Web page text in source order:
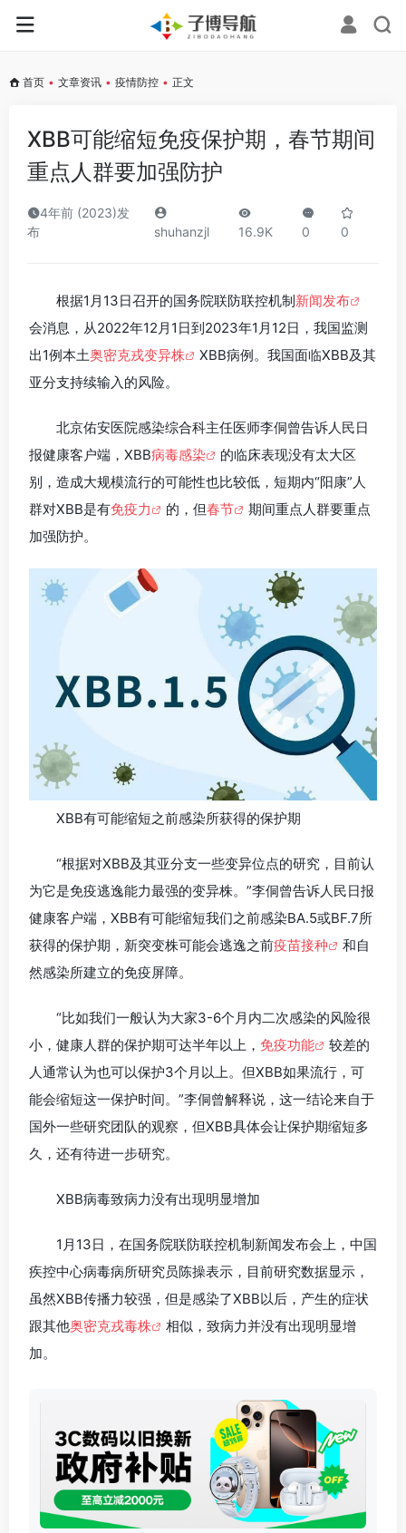
首页 • 文章资讯 • 疫情防控 • 正文
XBB可能缩短免疫保护期，春节期间
重点人群要加强防护
4年前 (2023)发
布
shuhanzjl 16.9K 0 0
根据1月13日召开的国务院联防联控机制新闻发布
会消息，从2022年12月1日到2023年1月12日，我国监测
出1例本土奥密克戎变异株
XBB病例。我国面临XBB及其
亚分支持续输入的风险。
北京佑安医院感染综合科主任医师李侗曾告诉人民日
报健康客户端，XBB病毒感染
的临床表现没有太大区
别，造成大规模流行的可能性也比较低，短期内“阳康”人
群对XBB是有免疫力 的，但春节
期间重点人群要重点
加强防护。
XBB有可能缩短之前感染所获得的保护期
“根据对XBB及其亚分支一些变异位点的研究，目前认
为它是免疫逃逸能力最强的变异株。”李侗曾告诉人民日报
健康客户端，XBB有可能缩短我们之前感染BA.5或BF.7所
获得的保护期，新突变株可能会逃逸之前疫苗接种
和自
然感染所建立的免疫屏障。
“比如我们一般认为大家3-6个月内二次感染的风险很
小，健康人群的保护期可达半年以上， 免疫功能
较差的
人通常认为也可以保护3个月以上。但XBB如果流行，可
能会缩短这一保护时间。”李侗曾解释说，这一结论来自于
国外一些研究团队的观察，但XBB具体会让保护期缩短多
久，还有待进一步研究。
XBB病毒致病力没有出现明显增加
1月13日，在国务院联防联控机制新闻发布会上，中国
疾控中心病毒病所研究员陈操表示，目前研究数据显示，
虽然XBB传播力较强，但是感染了XBB以后，产生的症状
跟其他奥密克戎毒株
相似，致病力并没有出现明显增
加。